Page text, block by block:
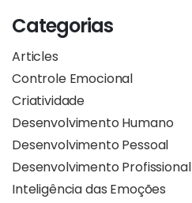
Categorias
Articles
Controle Emocional
Criatividade
Desenvolvimento Humano
Desenvolvimento Pessoal
Desenvolvimento Profissional
Inteligência das Emoções